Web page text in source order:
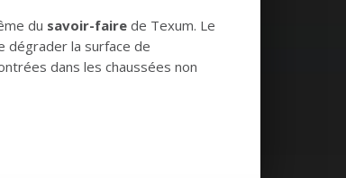
du savoir-fairede Texum. Le
dégrader la surface de
dans les chaussées non